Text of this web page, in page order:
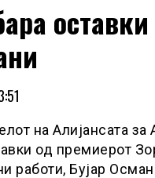
на Алијансата
од премиерот
работи, Бујар